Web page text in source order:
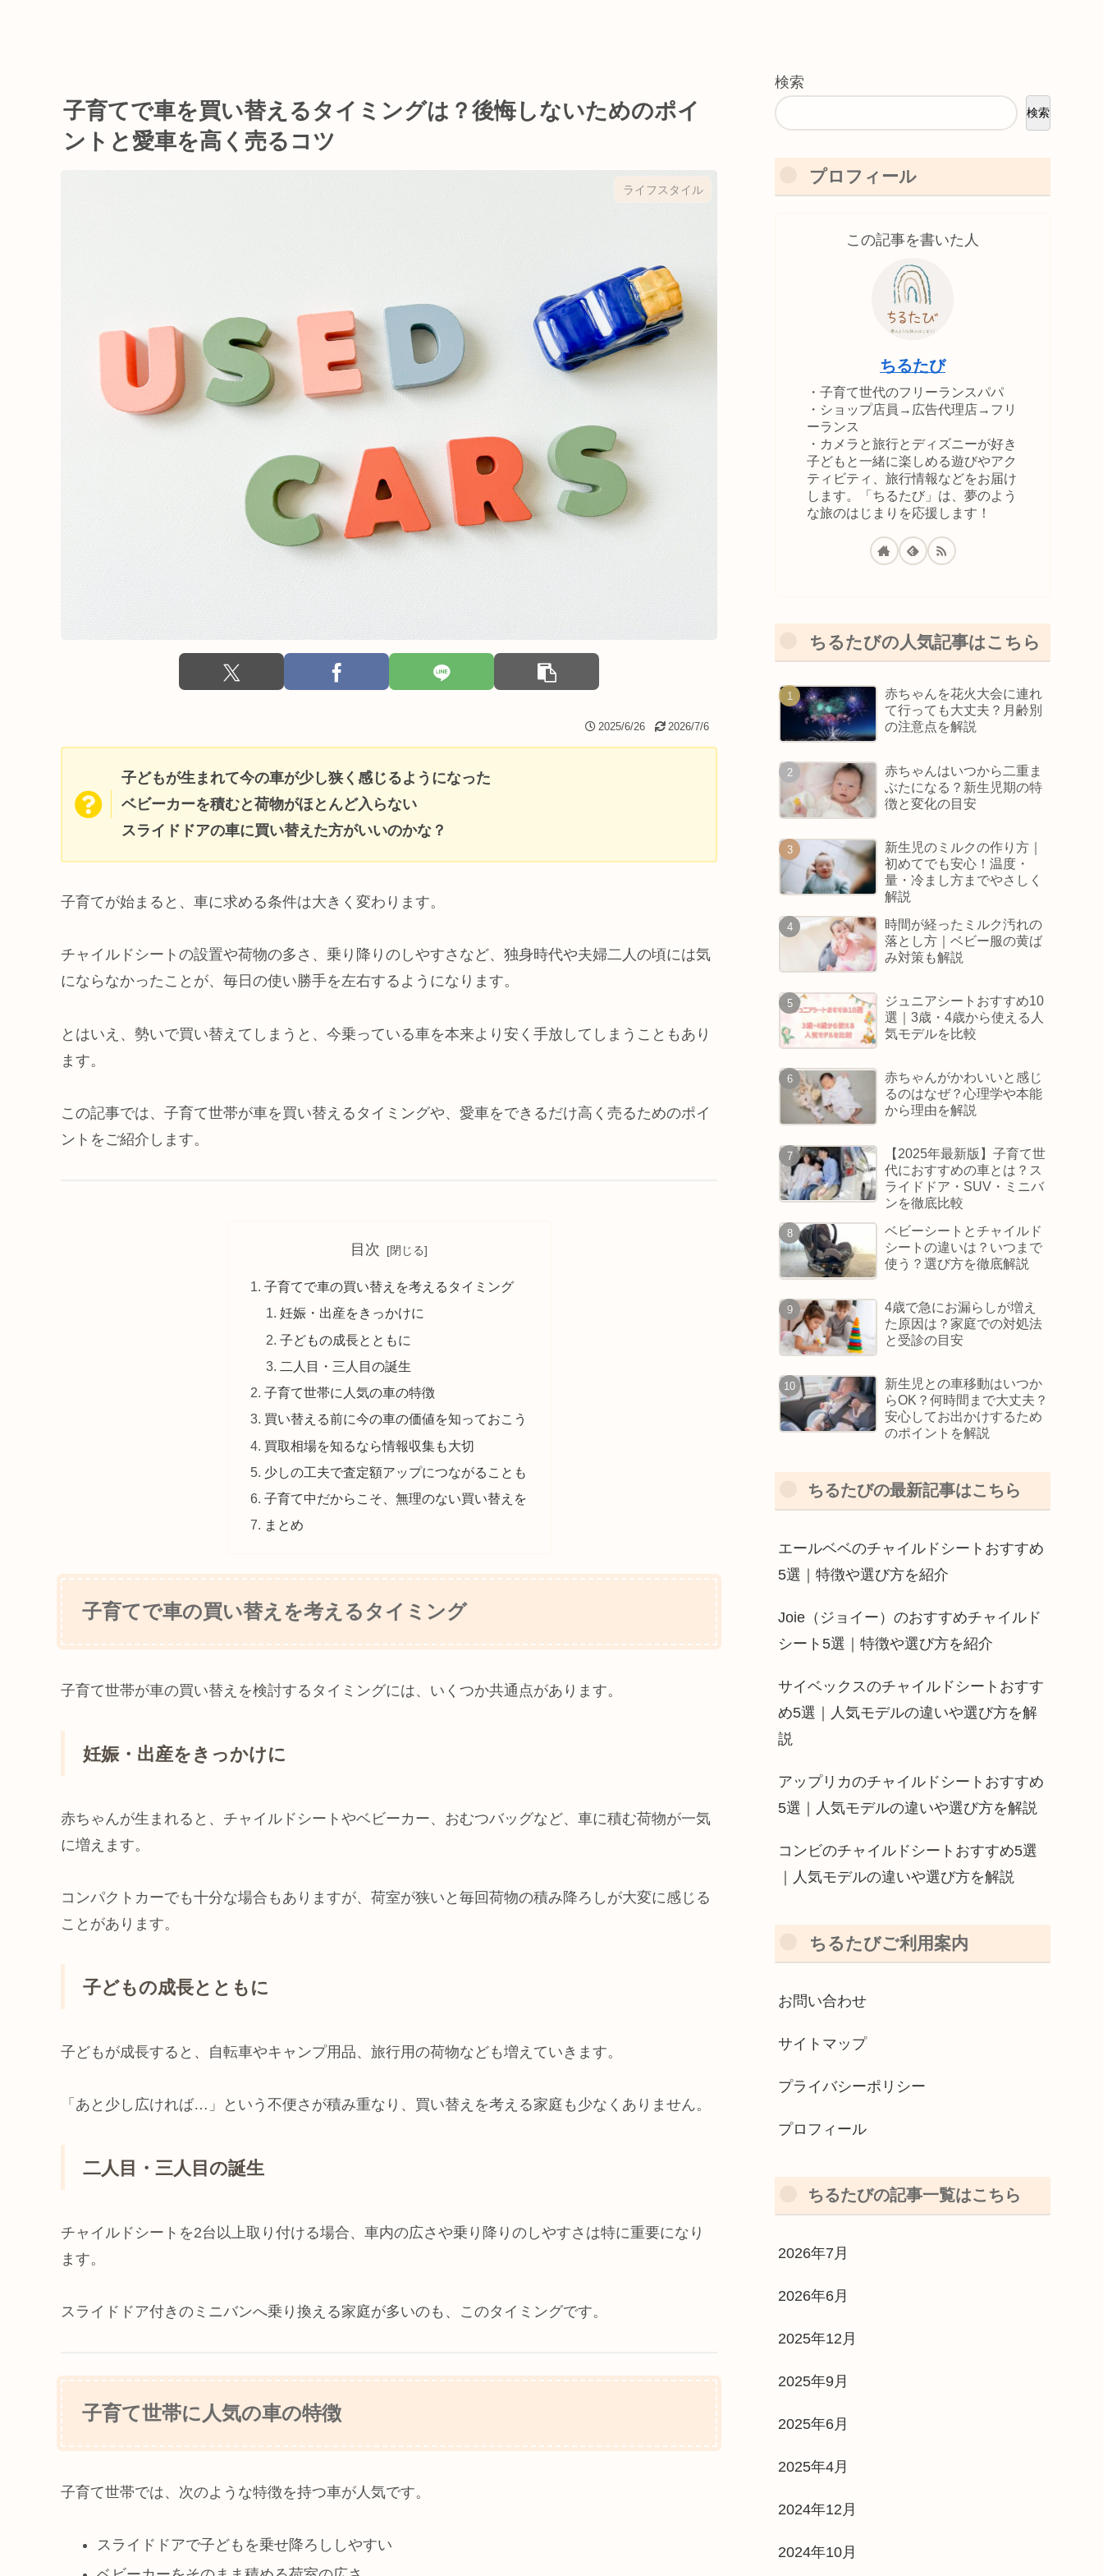
子育てで車を買い替えるタイミングは？後悔しないためのポイ
ントと愛車を高く売るコツ
ライフスタイル
2025/6/26 2026/7/6
子どもが生まれて今の車が少し狭く感じるようになった
ベビーカーを積むと荷物がほとんど入らない
スライドドアの車に買い替えた方がいいのかな？
子育てが始まると、車に求める条件は大きく変わります。
チャイルドシートの設置や荷物の多さ、乗り降りのしやすさなど、独身時代や夫婦二人の頃には気
にならなかったことが、毎日の使い勝手を左右するようになります。
とはいえ、勢いで買い替えてしまうと、今乗っている車を本来より安く手放してしまうこともあり
ます。
この記事では、子育て世帯が車を買い替えるタイミングや、愛車をできるだけ高く売るためのポイ
ントをご紹介します。
目次
子育てで車の買い替えを考えるタイミング
妊娠・出産をきっかけに
子どもの成長とともに
二人目・三人目の誕生
子育て世帯に人気の車の特徴
買い替える前に今の車の価値を知っておこう
買取相場を知るなら情報収集も大切
少しの工夫で査定額アップにつながることも
子育て中だからこそ、無理のない買い替えを
まとめ
子育てで車の買い替えを考えるタイミング
子育て世帯が車の買い替えを検討するタイミングには、いくつか共通点があります。
妊娠・出産をきっかけに
赤ちゃんが生まれると、チャイルドシートやベビーカー、おむつバッグなど、車に積む荷物が一気
に増えます。
コンパクトカーでも十分な場合もありますが、荷室が狭いと毎回荷物の積み降ろしが大変に感じる
ことがあります。
子どもの成長とともに
子どもが成長すると、自転車やキャンプ用品、旅行用の荷物なども増えていきます。
「あと少し広ければ…」という不便さが積み重なり、買い替えを考える家庭も少なくありません。
二人目・三人目の誕生
チャイルドシートを2台以上取り付ける場合、車内の広さや乗り降りのしやすさは特に重要になり
ます。
スライドドア付きのミニバンへ乗り換える家庭が多いのも、このタイミングです。
子育て世帯に人気の車の特徴
子育て世帯では、次のような特徴を持つ車が人気です。
スライドドアで子どもを乗せ降ろししやすい
検索
検索
プロフィール
この記事を書いた人
ちるたび
・子育て世代のフリーランスパパ
・ショップ店員→広告代理店→フリ
ーランス
・カメラと旅行とディズニーが好き
子どもと一緒に楽しめる遊びやアク
ティビティ、旅行情報などをお届け
します。「ちるたび」は、夢のよう
な旅のはじまりを応援します！
ちるたびの人気記事はこちら
赤ちゃんを花火大会に連れ
て行っても大丈夫？月齢別
の注意点を解説
赤ちゃんはいつから二重ま
ぶたになる？新生児期の特
徴と変化の目安
新生児のミルクの作り方｜
初めてでも安心！温度・
量・冷まし方までやさしく
解説
時間が経ったミルク汚れの
落とし方｜ベビー服の黄ば
み対策も解説
ジュニアシートおすすめ10
選｜3歳・4歳から使える人
気モデルを比較
赤ちゃんがかわいいと感じ
るのはなぜ？心理学や本能
から理由を解説
【2025年最新版】子育て世
代におすすめの車とは？ス
ライドドア・SUV・ミニバ
ンを徹底比較
ベビーシートとチャイルド
シートの違いは？いつまで
使う？選び方を徹底解説
4歳で急にお漏らしが増え
た原因は？家庭での対処法
と受診の目安
新生児との車移動はいつか
らOK？何時間まで大丈夫？
安心してお出かけするため
のポイントを解説
ちるたびの最新記事はこちら
エールベベのチャイルドシートおすすめ
5選｜特徴や選び方を紹介
Joie（ジョイー）のおすすめチャイルド
シート5選｜特徴や選び方を紹介
サイベックスのチャイルドシートおすす
め5選｜人気モデルの違いや選び方を解
説
アップリカのチャイルドシートおすすめ
5選｜人気モデルの違いや選び方を解説
コンビのチャイルドシートおすすめ5選
｜人気モデルの違いや選び方を解説
ちるたびご利用案内
お問い合わせ
サイトマップ
プライバシーポリシー
プロフィール
ちるたびの記事一覧はこちら
2026年7月
2026年6月
2025年12月
2025年9月
2025年6月
2025年4月
2024年12月
2024年10月